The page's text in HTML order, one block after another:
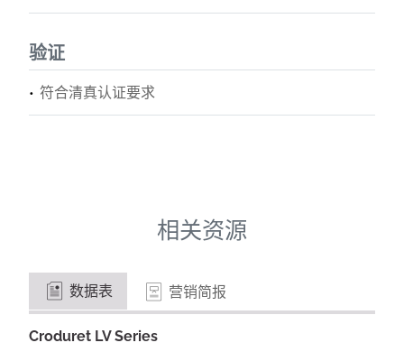
验证
符合清真认证要求
相关资源
数据表 营销简报
Croduret LV Series